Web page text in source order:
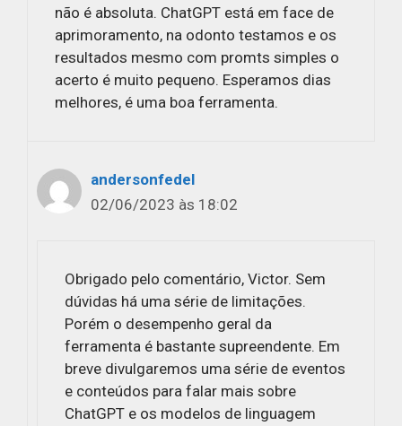
não é absoluta. ChatGPT está em face de
aprimoramento, na odonto testamos e os
resultados mesmo com promts simples o
acerto é muito pequeno. Esperamos dias
melhores, é uma boa ferramenta.
andersonfedel
02/06/2023 às 18:02
Obrigado pelo comentário, Victor. Sem
dúvidas há uma série de limitações.
Porém o desempenho geral da
ferramenta é bastante supreendente. Em
breve divulgaremos uma série de eventos
e conteúdos para falar mais sobre
ChatGPT e os modelos de linguagem